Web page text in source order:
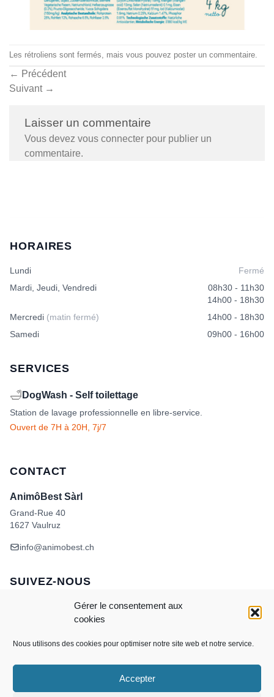
Gérer le consentement aux
cookies
Nous utilisons des cookies pour optimiser notre site web et notre service.
Accepter
Les rétroliens sont fermés, mais vous pouvez poster un commentaire.
← Précédent
Suivant →
Laisser un commentaire
Vous devez vous connecter pour publier un
commentaire.
HORAIRES
Lundi
Fermé
Mardi, Jeudi, Vendredi
08h30 - 11h30
14h00 - 18h30
Mercredi (matin fermé)
14h00 - 18h30
Samedi
09h00 - 16h00
SERVICES
🛁 DogWash - Self toilettage
Station de lavage professionnelle en libre-service.
Ouvert de 7H à 20H, 7j/7
CONTACT
AnimôBest Sàrl
Grand-Rue 40
1627 Vaulruz
info@animobest.ch
SUIVEZ-NOUS
MasterCardCredit